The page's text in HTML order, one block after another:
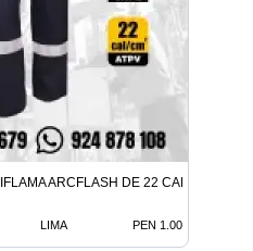
ARCFLASH DE 22 CALORIAS
LIMA PEN 1.00